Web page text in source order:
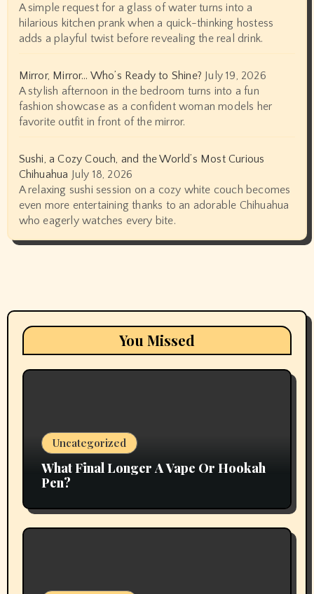
A simple request for a glass of water turns into a
hilarious kitchen prank when a quick-thinking hostess
adds a playful twist before revealing the real drink.
Mirror, Mirror… Who’s Ready to Shine? July 19, 2026
A stylish afternoon in the bedroom turns into a fun
fashion showcase as a confident woman models her
favorite outfit in front of the mirror.
Sushi, a Cozy Couch, and the World’s Most Curious
Chihuahua July 18, 2026
A relaxing sushi session on a cozy white couch becomes
even more entertaining thanks to an adorable Chihuahua
who eagerly watches every bite.
You Missed
Uncategorized
What Final Longer A Vape Or Hookah
Pen?